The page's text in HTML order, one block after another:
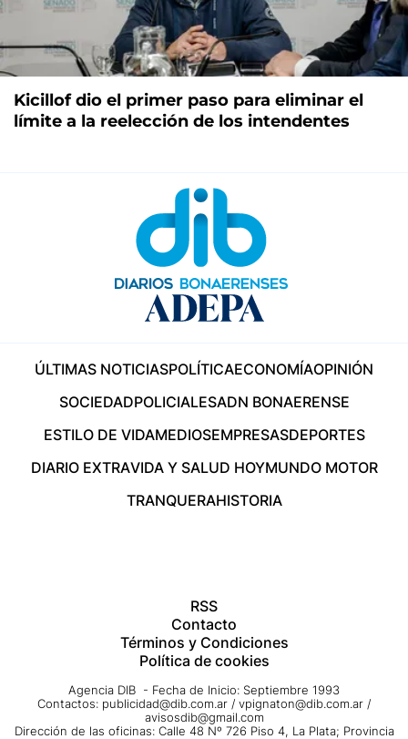
Kicillof dio el primer paso para eliminar el
límite a la reelección de los intendentes
ÚLTIMAS NOTICIASPOLÍTICAECONOMÍAOPINIÓN
SOCIEDADPOLICIALESADN BONAERENSE
ESTILO DE VIDAMEDIOSEMPRESASDEPORTES
DIARIO EXTRAVIDA Y SALUD HOYMUNDO MOTOR
TRANQUERAHISTORIA
RSS
Contacto
Términos y Condiciones
Política de cookies
Agencia DIB - Fecha de Inicio: Septiembre 1993
Contactos: publicidad@dib.com.ar / vpignaton@dib.com.ar /
avisosdib@gmail.com
Dirección de las oficinas: Calle 48 Nº 726 Piso 4, La Plata; Provincia